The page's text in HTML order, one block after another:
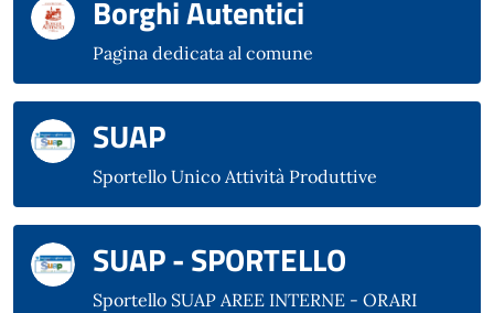
Borghi Autentici
Pagina dedicata al comune
SUAP
Sportello Unico Attività Produttive
SUAP - SPORTELLO
Sportello SUAP AREE INTERNE - ORARI